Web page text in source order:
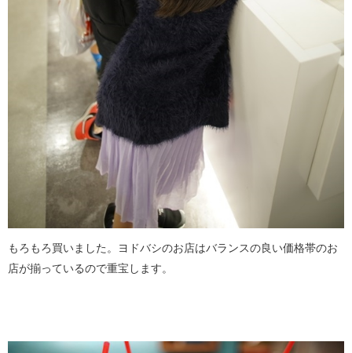
もろもろ買いました。ヨドバシのお店はバランスの良い価格帯のお
店が揃っているので重宝します。